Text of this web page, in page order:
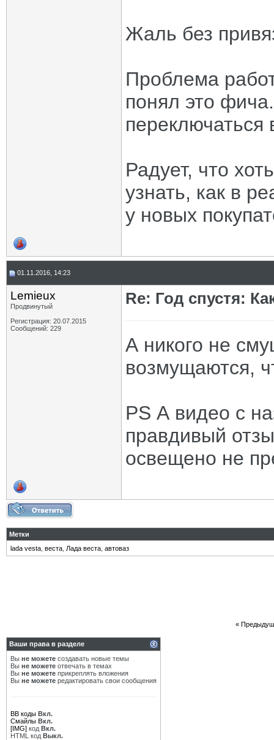
Жаль без
Проблема
понял это
Радует, что
узнать, как в
у новых
01.11.2016, 14:23
Lemieux
Продвинутый
Регистрация: 20.07.2015
Сообщений: 229
Re: Год спустя:
А никого не
возмущаются,
PS А видео с
правдивый
освещено не
Метки
lada vesta веста Лада веста автоваз
«
Ваши права в разделе
Вы не можете создавать новые темы
Вы не можете отвечать в темах
Вы не можете прикреплять вложения
Вы не можете редактировать свои сообщения
BB коды Вкл.
Смайлы Вкл.
[IMG] код Вкл.
HTML код Выкл.